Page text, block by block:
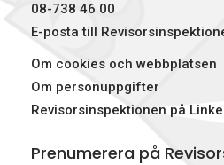
08-738 46 00
E-posta till
Om cookies och webbplatsen
Om personuppgifter
Revisorsinspektionen på
Prenumerera på